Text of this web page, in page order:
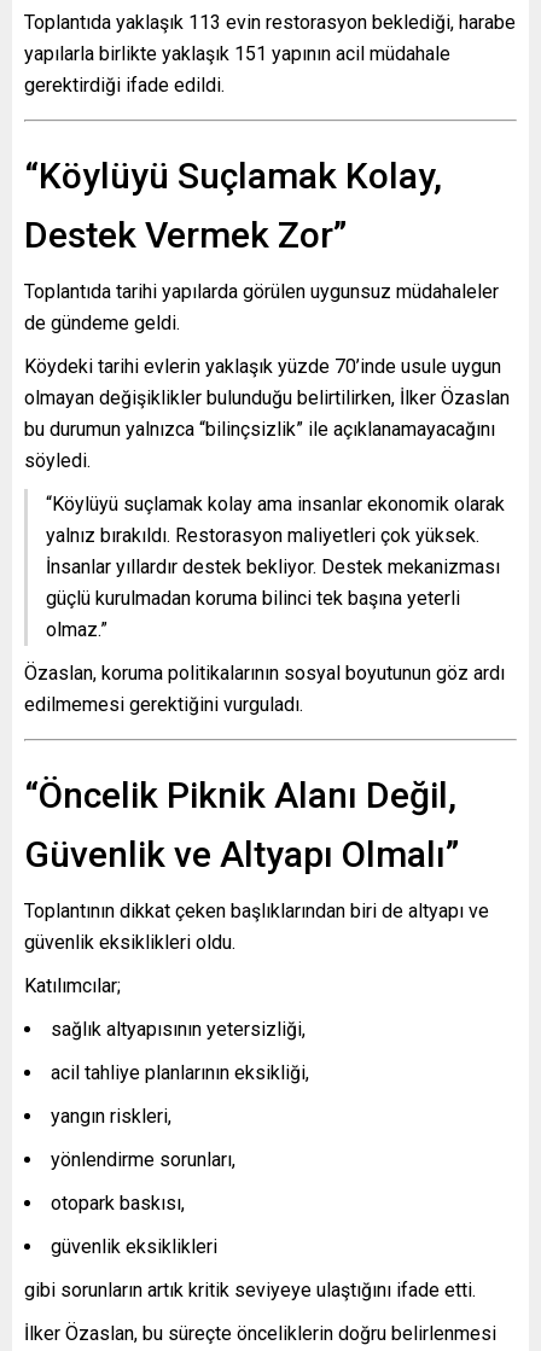
Toplantıda yaklaşık 113 evin restorasyon beklediği, harabe
yapılarla birlikte yaklaşık 151 yapının acil müdahale
gerektirdiği ifade edildi.
“Köylüyü Suçlamak Kolay,
Destek Vermek Zor”
Toplantıda tarihi yapılarda görülen uygunsuz müdahaleler
de gündeme geldi.
Köydeki tarihi evlerin yaklaşık yüzde 70’inde usule uygun
olmayan değişiklikler bulunduğu belirtilirken, İlker Özaslan
bu durumun yalnızca “bilinçsizlik” ile açıklanamayacağını
söyledi.
“Köylüyü suçlamak kolay ama insanlar ekonomik olarak
yalnız bırakıldı. Restorasyon maliyetleri çok yüksek.
İnsanlar yıllardır destek bekliyor. Destek mekanizması
güçlü kurulmadan koruma bilinci tek başına yeterli
olmaz.”
Özaslan, koruma politikalarının sosyal boyutunun göz ardı
edilmemesi gerektiğini vurguladı.
“Öncelik Piknik Alanı Değil,
Güvenlik ve Altyapı Olmalı”
Toplantının dikkat çeken başlıklarından biri de altyapı ve
güvenlik eksiklikleri oldu.
Katılımcılar;
sağlık altyapısının yetersizliği,
acil tahliye planlarının eksikliği,
yangın riskleri,
yönlendirme sorunları,
otopark baskısı,
güvenlik eksiklikleri
gibi sorunların artık kritik seviyeye ulaştığını ifade etti.
İlker Özaslan, bu süreçte önceliklerin doğru belirlenmesi